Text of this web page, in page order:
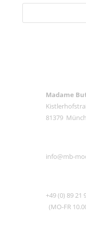
Madame
81379
info@mb-
+49 (0) 89
(MO-FR